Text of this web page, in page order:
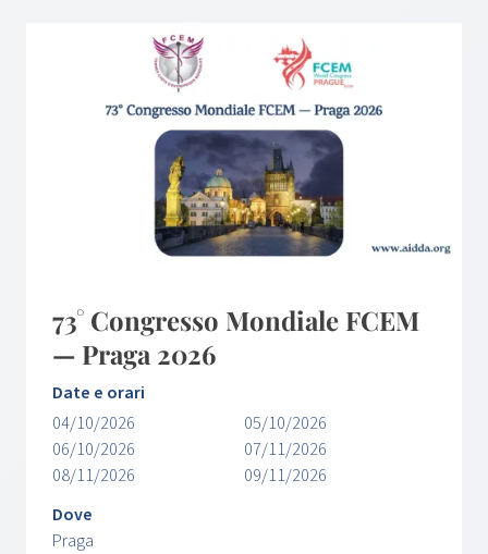
73° Congresso Mondiale FCEM
— Praga 2026
Date e orari
04/10/2026
05/10/2026
06/10/2026
07/11/2026
08/11/2026
09/11/2026
Dove
Praga